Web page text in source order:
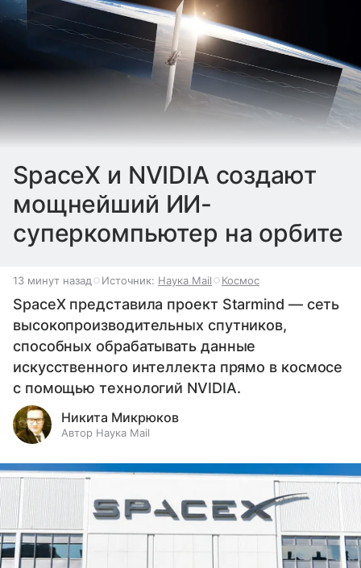
SpaceX и NVIDIA создают
мощнейший ИИ-
суперкомпьютер на орбите
13 минут назад Источник: Наука Mail Космос
SpaceX представила проект Starmind — сеть
высокопроизводительных спутников,
способных обрабатывать данные
искусственного интеллекта прямо в космосе
с помощью технологий NVIDIA.
Никита Микрюков
Автор Наука Mail